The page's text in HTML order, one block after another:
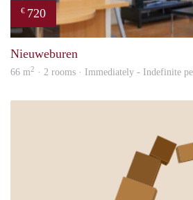
€ 720
Nieuweburen
66 m2 · 2 rooms · Immediately - Indefinite